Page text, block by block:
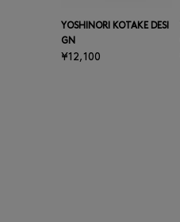
YOSHINORI KOTAKE DESI
GN
¥12,100